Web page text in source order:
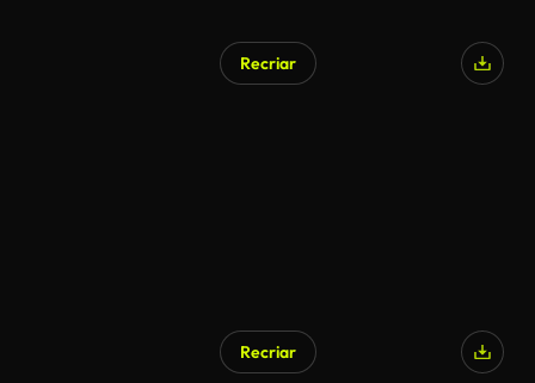
Recriar
Recriar